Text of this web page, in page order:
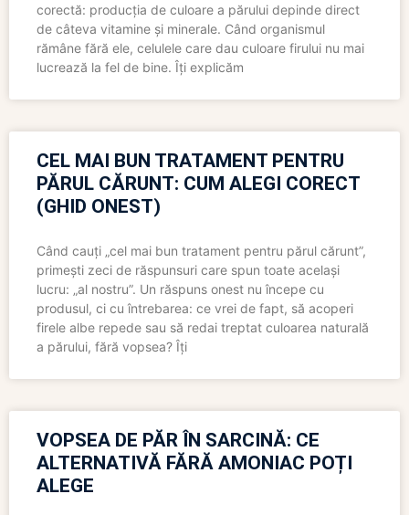
corectă: producția de culoare a părului depinde direct
de câteva vitamine și minerale. Când organismul
rămâne fără ele, celulele care dau culoare firului nu mai
lucrează la fel de bine. Îți explicăm
CEL MAI BUN TRATAMENT PENTRU
PĂRUL CĂRUNT: CUM ALEGI CORECT
(GHID ONEST)
Când cauți „cel mai bun tratament pentru părul cărunt”,
primești zeci de răspunsuri care spun toate același
lucru: „al nostru”. Un răspuns onest nu începe cu
produsul, ci cu întrebarea: ce vrei de fapt, să acoperi
firele albe repede sau să redai treptat culoarea naturală
a părului, fără vopsea? Îți
VOPSEA DE PĂR ÎN SARCINĂ: CE
ALTERNATIVĂ FĂRĂ AMONIAC POȚI
ALEGE